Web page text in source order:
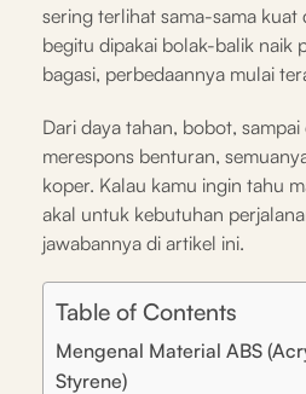
sering terlihat sama-sama kuat
begitu dipakai bolak-balik naik
bagasi, perbedaannya mulai
Dari daya tahan, bobot,
merespons benturan,
koper. Kalau kamu ingin tahu
akal untuk kebutuhan
jawabannya di artikel ini.
Table of Contents
Mengenal Material ABS
Styrene)